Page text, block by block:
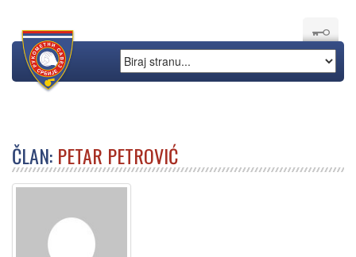
ČLAN: PETAR PETROVIĆ